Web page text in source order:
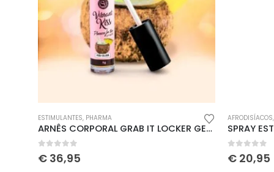
ESTIMULANTES, PHARMA
ARNÊS CORPORAL GRAB IT LOCKER GEAR VERMELHO – 40 L
out of 5
€ 36,95
AFRODISÍACOS,
out of 5
€ 20,95
Informação legal
Política de Cookies
Livro de